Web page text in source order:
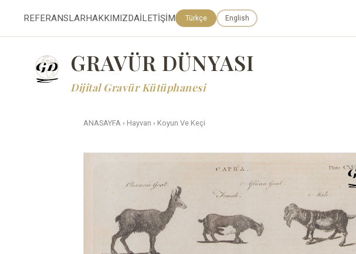
REFERANSLARHAKKIMIZDAİLETİŞİM Türkçe English
GRAVÜR DÜNYASI
Dijital Gravür Kütüphanesi
ANASAYFA › Hayvan › Koyun Ve Keçi